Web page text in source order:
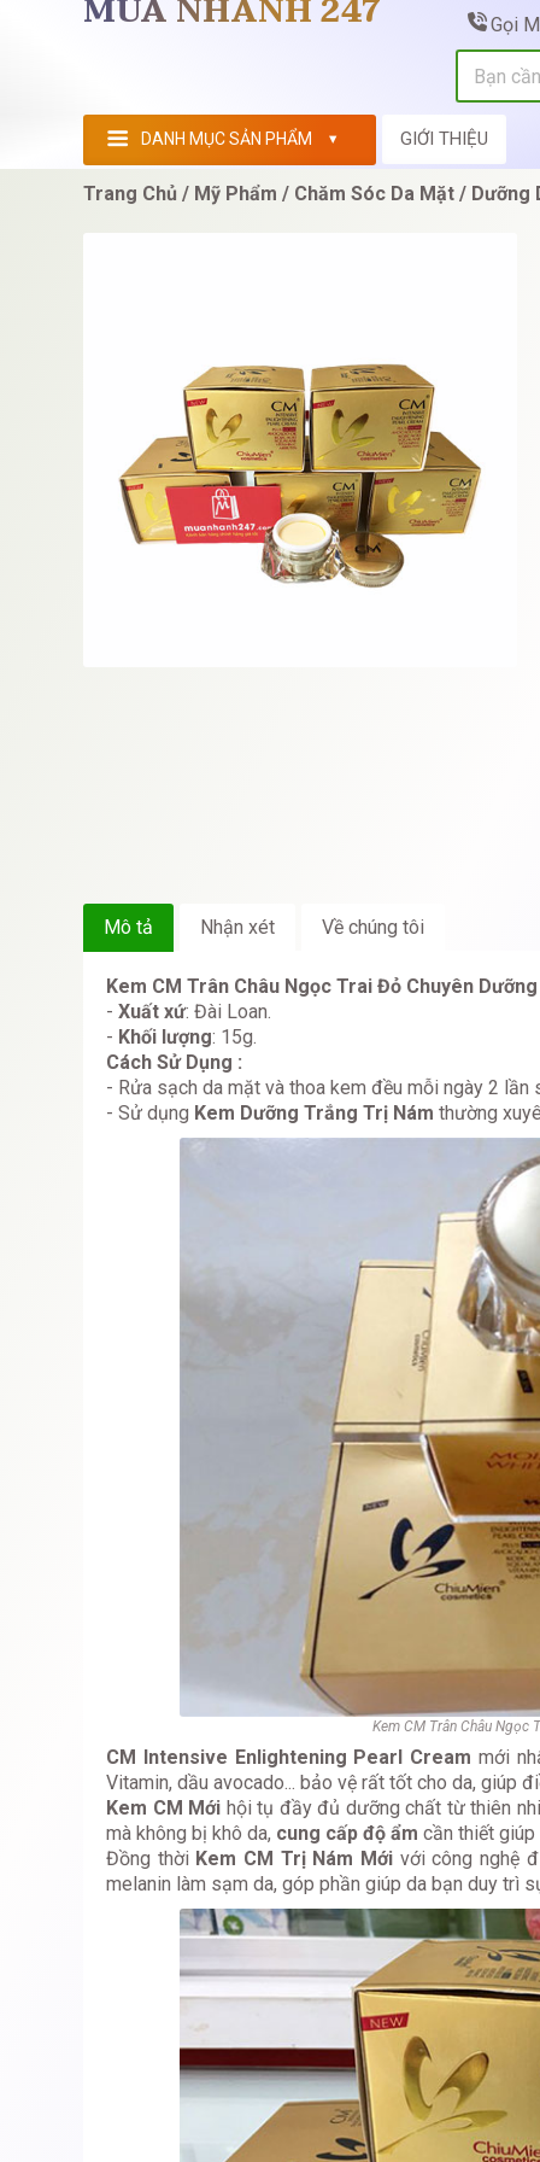
MUA NHANH 247 Gọi
DANH MỤC SẢN PHẨM GIỚI THIỆU
Trang Chủ Mỹ Phẩm Chăm Sóc Da Mặt Dưỡng
Mô tả Nhận xét Về chúng tôi
Kem CM Trân Châu Ngọc Trai Đỏ Chuyên
- Xuất xứ: Đài Loan.
- Khối lượng: 15g.
Cách Sử Dụng :
- Rửa sạch da mặt và thoa kem đều mỗi ngày 2 lần
- Sử dụng Kem Dưỡng Trắng Trị Nám thường
Kem CM Trân Châu Ngọc
CM Intensive Enlightening Pearl Cream mới
Vitamin, dầu avocado... bảo vệ rất tốt cho da, giúp
Kem CM Mới hội tụ đầy đủ dưỡng chất từ thiên
mà không bị khô da, cung cấp độ ẩm cần thiết giúp
Đồng thời Kem CM Trị Nám Mớivới công nghệ
melanin làm sạm da, góp phần giúp da bạn duy trì